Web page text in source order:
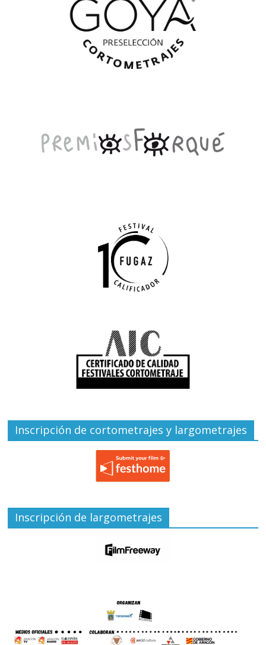
Inscripción de cortometrajes y largometrajes
Inscripción de largometrajes